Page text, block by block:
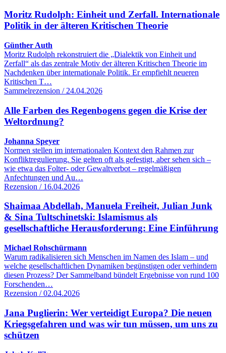
Moritz Rudolph: Einheit und Zerfall. Internationale
Politik in der älteren Kritischen Theorie
Günther Auth
Moritz Rudolph rekonstruiert die „Dialektik von Einheit und
Zerfall“ als das zentrale Motiv der älteren Kritischen Theorie im
Nachdenken über internationale Politik. Er empfiehlt neueren
Kritischen T…
Sammelrezension / 24.04.2026
Alle Farben des Regenbogens gegen die Krise der
Weltordnung?
Johanna Speyer
Normen stellen im internationalen Kontext den Rahmen zur
Konfliktregulierung. Sie gelten oft als gefestigt, aber sehen sich –
wie etwa das Folter- oder Gewaltverbot – regelmäßigen
Anfechtungen und Au…
Rezension / 16.04.2026
Shaimaa Abdellah, Manuela Freiheit, Julian Junk
& Sina Tultschinetski: Islamismus als
gesellschaftliche Herausforderung: Eine Einführung
Michael Rohschürmann
Warum radikalisieren sich Menschen im Namen des Islam – und
welche gesellschaftlichen Dynamiken begünstigen oder verhindern
diesen Prozess? Der Sammelband bündelt Ergebnisse von rund 100
Forschenden…
Rezension / 02.04.2026
Jana Puglierin: Wer verteidigt Europa? Die neuen
Kriegsgefahren und was wir tun müssen, um uns zu
schützen